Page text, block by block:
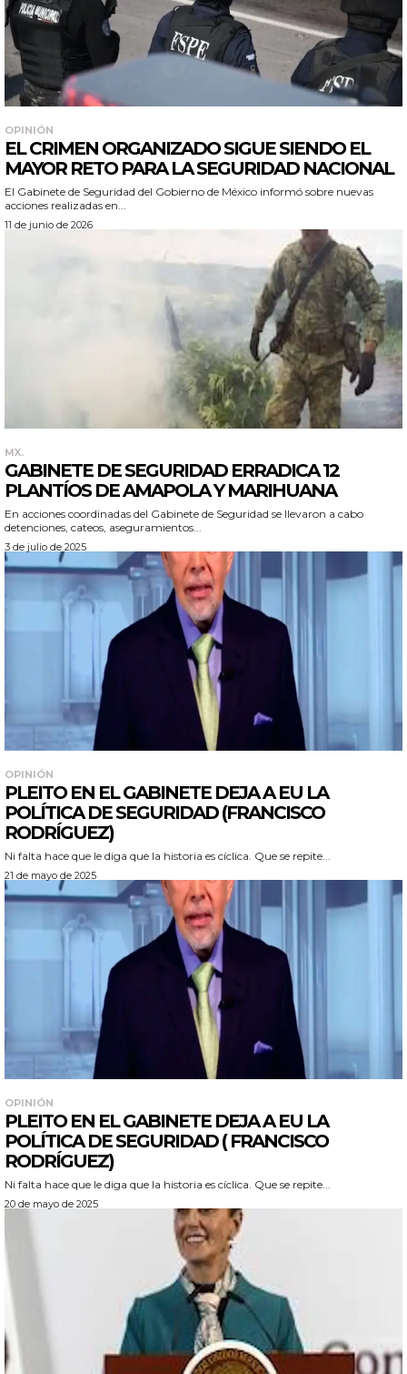
OPINIÓN
EL CRIMEN ORGANIZADO SIGUE SIENDO EL
MAYOR RETO PARA LA SEGURIDAD NACIONAL
El Gabinete de Seguridad del Gobierno de México informó sobre nuevas
acciones realizadas en...
11 de junio de 2026
MX.
GABINETE DE SEGURIDAD ERRADICA 12
PLANTÍOS DE AMAPOLA Y MARIHUANA
En acciones coordinadas del Gabinete de Seguridad se llevaron a cabo
detenciones, cateos, aseguramientos...
3 de julio de 2025
OPINIÓN
PLEITO EN EL GABINETE DEJA A EU LA
POLÍTICA DE SEGURIDAD (FRANCISCO
RODRÍGUEZ)
Ni falta hace que le diga que la historia es cíclica. Que se repite...
21 de mayo de 2025
OPINIÓN
PLEITO EN EL GABINETE DEJA A EU LA
POLÍTICA DE SEGURIDAD ( FRANCISCO
RODRÍGUEZ)
Ni falta hace que le diga que la historia es cíclica. Que se repite...
20 de mayo de 2025